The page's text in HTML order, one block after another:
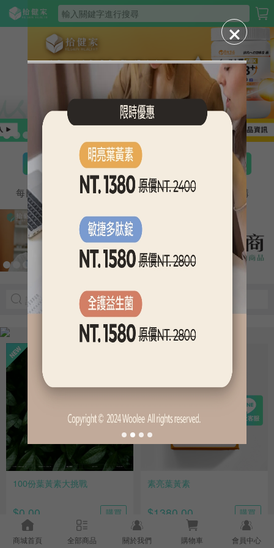
每日簽到 砍價系統 任務中心 團購
100份葉黃素大挑戰
$0.00 購買
素亮葉黃素
$1380.00 購買
商城首頁 全部商品 關於我們 購物車 會員中心